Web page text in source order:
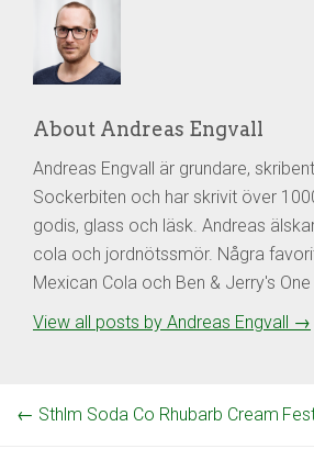
About Andreas Engvall
Andreas Engvall är grundare,
Sockerbiten och har skrivit över
godis, glass och läsk. Andreas
cola och jordnötssmör. Några
Mexican Cola och Ben & Jerry's
View all posts by Andreas Engvall →
← Sthlm Soda Co Rhubarb Cream